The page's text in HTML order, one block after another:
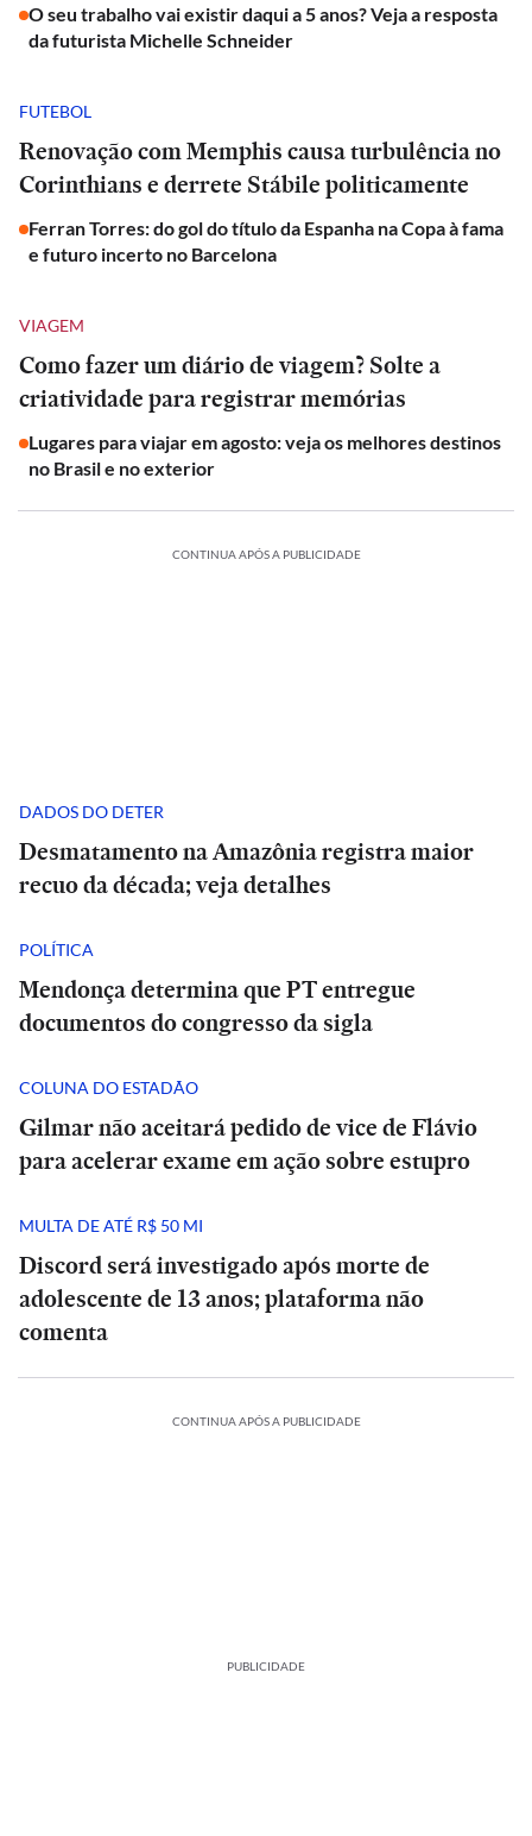
O seu trabalho vai existir daqui a 5 anos? Veja a resposta
da futurista Michelle Schneider
FUTEBOL
Renovação com Memphis causa turbulência no
Corinthians e derrete Stábile politicamente
Ferran Torres: do gol do título da Espanha na Copa à fama
e futuro incerto no Barcelona
VIAGEM
Como fazer um diário de viagem? Solte a
criatividade para registrar memórias
Lugares para viajar em agosto: veja os melhores destinos
no Brasil e no exterior
CONTINUA APÓS A PUBLICIDADE
DADOS DO DETER
Desmatamento na Amazônia registra maior
recuo da década; veja detalhes
POLÍTICA
Mendonça determina que PT entregue
documentos do congresso da sigla
COLUNA DO ESTADÃO
Gilmar não aceitará pedido de vice de Flávio
para acelerar exame em ação sobre estupro
MULTA DE ATÉ R$ 50 MI
Discord será investigado após morte de
adolescente de 13 anos; plataforma não
comenta
CONTINUA APÓS A PUBLICIDADE
PUBLICIDADE